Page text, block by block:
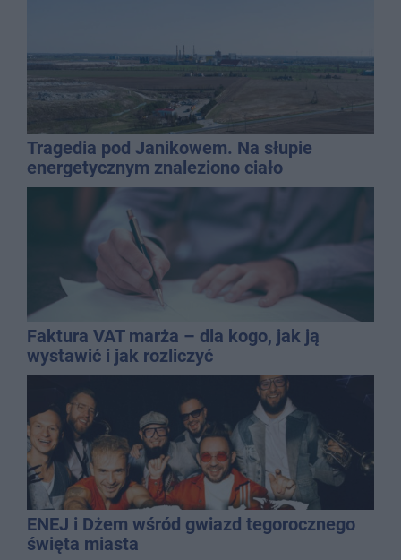
Tragedia pod Janikowem. Na słupie
energetycznym znaleziono ciało
mężczyzny
Faktura VAT marża – dla kogo, jak ją
wystawić i jak rozliczyć
ENEJ i Dżem wśród gwiazd tegorocznego
święta miasta